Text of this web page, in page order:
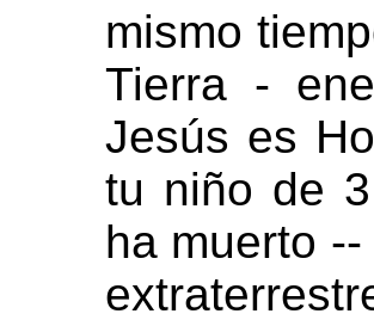
mismo
Tierra -
Jesús es
tu niño de
ha muerto